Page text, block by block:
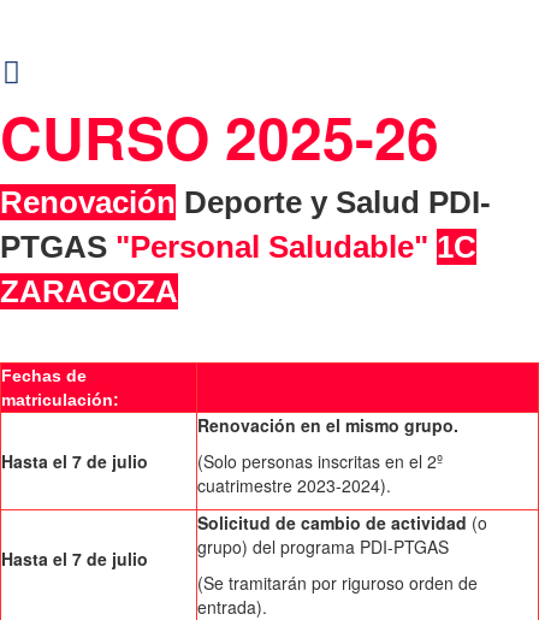
CURSO 2025-26
Renovación Deporte y Salud PDI-
PTGAS "Personal Saludable" 1C
ZARAGOZA
Fechas de
matriculación:
Hasta el 7 de julio
Renovación en el mismo grupo.
(Solo personas inscritas en el 2º
cuatrimestre 2023-2024).
Hasta el 7 de julio
Solicitud de cambio de actividad (o
grupo) del programa PDI-PTGAS
(Se tramitarán por riguroso orden de
entrada).